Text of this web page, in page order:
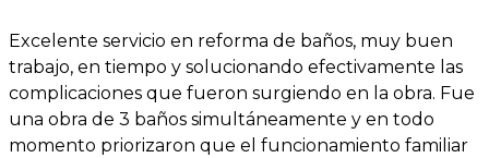
Excelente servicio en reforma de baños, muy buen
trabajo, en tiempo y solucionando efectivamente las
complicaciones que fueron surgiendo en la obra. Fue
una obra de 3 baños simultáneamente y en todo
momento priorizaron que el funcionamiento familiar